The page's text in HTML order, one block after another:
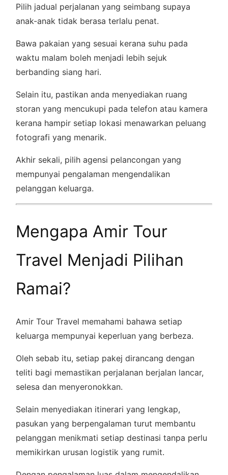
Pilih jadual perjalanan yang seimbang supaya
anak-anak tidak berasa terlalu penat.
Bawa pakaian yang sesuai kerana suhu pada
waktu malam boleh menjadi lebih sejuk
berbanding siang hari.
Selain itu, pastikan anda menyediakan ruang
storan yang mencukupi pada telefon atau kamera
kerana hampir setiap lokasi menawarkan peluang
fotografi yang menarik.
Akhir sekali, pilih agensi pelancongan yang
mempunyai pengalaman mengendalikan
pelanggan keluarga.
Mengapa Amir Tour
Travel Menjadi Pilihan
Ramai?
Amir Tour Travel memahami bahawa setiap
keluarga mempunyai keperluan yang berbeza.
Oleh sebab itu, setiap pakej dirancang dengan
teliti bagi memastikan perjalanan berjalan lancar,
selesa dan menyeronokkan.
Selain menyediakan itinerari yang lengkap,
pasukan yang berpengalaman turut membantu
pelanggan menikmati setiap destinasi tanpa perlu
memikirkan urusan logistik yang rumit.